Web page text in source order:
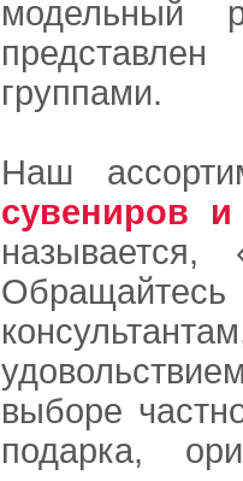
модельный
группами.
Наш
сувениров и
выборе
подарка,